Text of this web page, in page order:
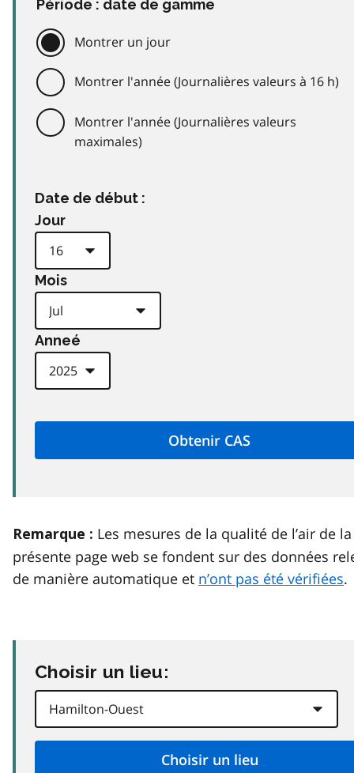
Période : date de gamme
Montrer un jour
Montrer l'année (Journalières valeurs à 16 h)
Montrer l'année (Journalières valeurs
maximales)
Date de début :
Jour
Mois
Anneé
Remarque : Les mesures de la qualité de l’air de la
présente page web se fondent sur des données
de manière automatique et n’ont pas été vérifiées.
Choisir un lieu: